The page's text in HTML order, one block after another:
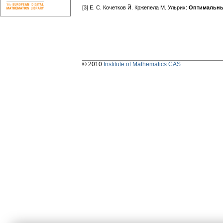
[3] E. C. Кoчетков Й. Кржепела M. Ульрих:
© 2010 Institute of Mathematics CAS